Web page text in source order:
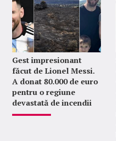
Gest impresionant
făcut de Lionel Messi.
A donat 80.000 de euro
pentru o regiune
devastată de incendii